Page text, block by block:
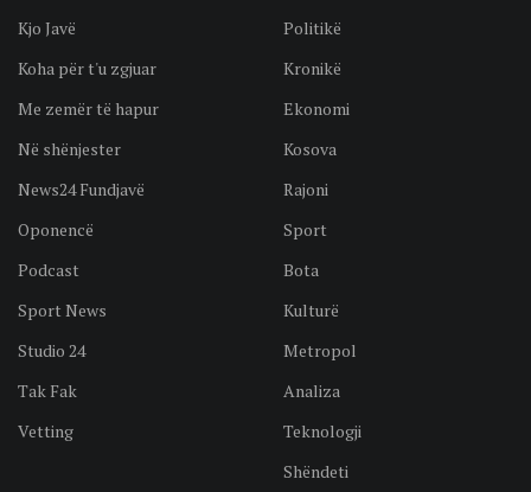
Kjo Javë
Koha për t'u zgjuar
Me zemër të hapur
Në shënjester
News24 Fundjavë
Oponencë
Podcast
Sport News
Studio 24
Tak Fak
Vetting
Politikë
Kronikë
Ekonomi
Kosova
Rajoni
Sport
Bota
Kulturë
Metropol
Analiza
Teknologji
Shëndeti